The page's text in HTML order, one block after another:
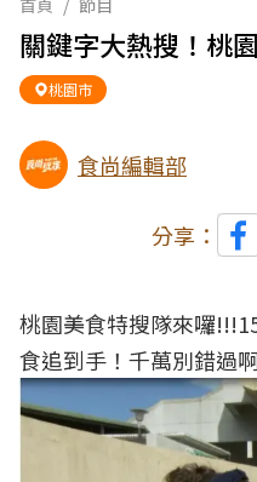
首頁 / 節目
關鍵字大熱搜！桃
桃園市
食尚編輯部
分享：
桃園美食特搜隊來囉
食追到手！千萬別錯過啊